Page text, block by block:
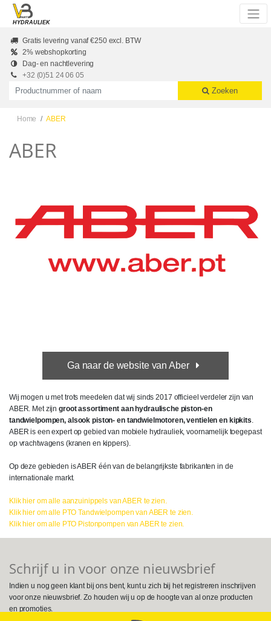
Skip to main content
HYDRAULIEK
Gratis levering vanaf €250 excl. BTW
2% webshopkorting
Dag- en nachtlevering
+32 (0)51 24 06 05
Productnummer of naam
Zoeken
Home ABER
ABER
Wij mogen u met trots meedelen dat wij sinds 2017 officieel verdeler zijn van
ABER. Met zijngroot assortiment aan hydraulische piston-en
tandwielpompen, alsook piston- en tandwielmotoren, ventielen en kipkits
ABER is een expert op gebied van mobiele hydrauliek, voornamelijk toegepast
op vrachtwagens (kranen en kippers).
Op deze gebieden is ABER één van de belangrijkste fabrikanten in de
internationale markt.
Klik hier om alle aanzuinippels van ABER te zien.
Klik hier om alle PTO Tandwielpompen van ABER te zien.
Klik hier om alle PTO Pistonpompen van ABER te zien.
Ga naar de website van Aber
Schrijf u in voor onze nieuwsbrief
Indien u nog geen klant bij ons bent, kunt u zich bij het registreren inschrijven
voor onze nieuwsbrief. Zo houden wij u op de hoogte van al onze producten
en promoties.